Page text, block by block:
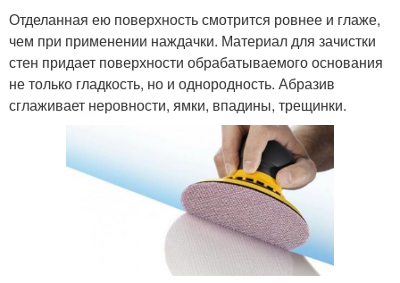
Отделанная ею поверхность смотрится ровнее и глаже,
чем при применении наждачки. Материал для зачистки
стен придает поверхности обрабатываемого основания
не только гладкость, но и однородность. Абразив
сглаживает неровности, ямки, впадины, трещинки.